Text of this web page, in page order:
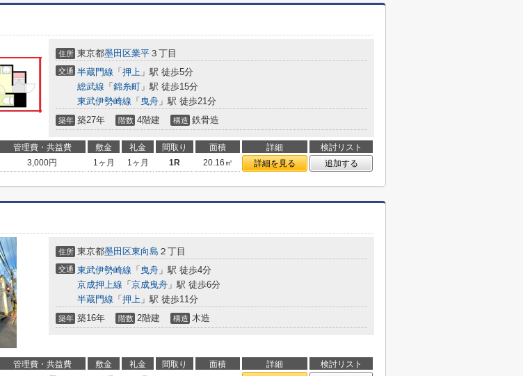
住所 東京都墨田区業平 ３丁目
交通 半蔵門線 「 押上 」駅 徒歩5分
総武線 「 錦糸町 」駅 徒歩15分
東武伊勢崎線 「 曳舟 」駅 徒歩21分
築年 築27年 階数 4階建 構造 鉄骨造
管理費・共益費 敷金 礼金 間取り 面積 詳細
検討リスト
3,000円 1ヶ月 1ヶ月 1R 20.16㎡ 詳細を見る 追加する
住所 東京都墨田区東向島 ２丁目
交通 東武伊勢崎線 「 曳舟 」駅 徒歩4分
京成押上線 「 京成曳舟 」駅 徒歩6分
半蔵門線 「 押上 」駅 徒歩11分
築年 築16年 階数 2階建 構造 木造
管理費・共益費 敷金 礼金 間取り 面積 詳細
検討リスト